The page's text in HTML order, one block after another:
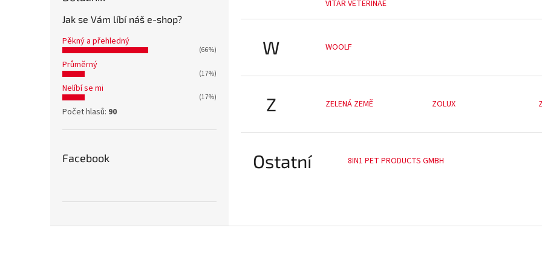
Jak se Vám líbí náš e-shop?
Pěkný a přehledný
(66%)
Průměrný
(17%)
Nelíbí se mi
(17%)
Počet hlasů: 90
Facebook
VITAR VETERINAE
W WOOLF
Z ZELENÁ ZEMĚ ZOLUX
Ostatní 8IN1 PET PRODUCTS GMBH